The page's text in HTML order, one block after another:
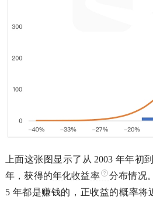
上面这张图显示了从 2003 年年初
年，获得的年化收益率 分布情况
5 年都是赚钱的，正收益的概率将